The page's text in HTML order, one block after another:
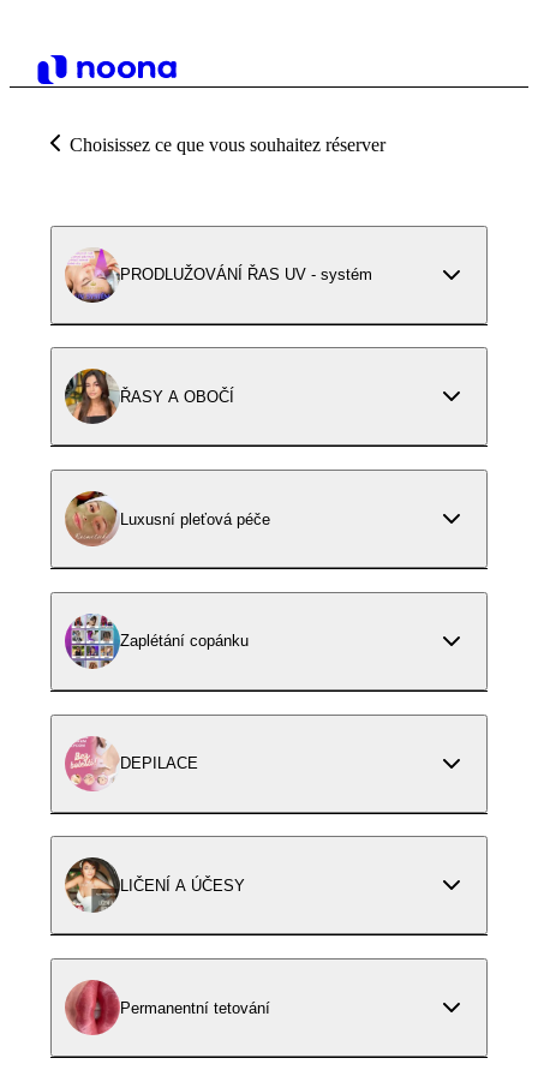
Choisissez ce que vous souhaitez réserver
PRODLUŽOVÁNÍ ŘAS UV - systém
ŘASY A OBOČÍ
Luxusní pleťová péče
Zaplétání copánku
DEPILACE
LIČENÍ A ÚČESY
Permanentní tetování